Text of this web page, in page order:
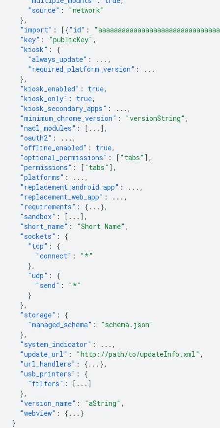
"source" :
"network"
},
"import" : [{"id" :
"key" : "publicKey" ,
"kiosk" :
{
"always_update" : ... ,
"required_platform_version" :
...
},
"kiosk_enabled" : true,
"kiosk_only" : true,
"kiosk_secondary_apps" : ... ,
"minimum_chrome_version" : "versionString" ,
"nacl_modules" : [ ... ],
"oauth2" : ... ,
"offline_enabled" : true,
"optional_permissions" : [ "tabs" ],
"permissions" : [ "tabs" ],
"platforms" : ... ,
"replacement_android_app" : ... ,
"replacement_web_app" : ... ,
"requirements" : { ... },
"sandbox" : [ ... ],
"short_name" : "Short Name" ,
"sockets" :
{
"tcp" :
{
"connect" :
"*"
},
"udp" :
{
"send" :
"*"
}
},
"storage" :
{
"managed_schema" :
"schema.json"
},
"system_indicator" : ... ,
"update_url" : "http://path/to/updateInfo.xml" ,
"url_handlers" : { ... },
"usb_printers" :
{
"filters" : [ ... ]
},
"version_name" : "aString" ,
"webview" : { ... }
}